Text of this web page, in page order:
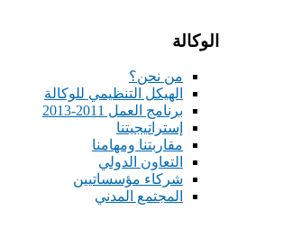
الوكالة
من نحن؟
الهيكل التنظيمي للوكالة
برنامج العمل 2011-2013
إستراتيجيتنا
مقاربتنا ومهامنا
التعاون الدولي
شركاء مؤسساتيين
المجتمع المدني